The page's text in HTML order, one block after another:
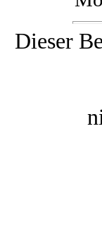
Dieser